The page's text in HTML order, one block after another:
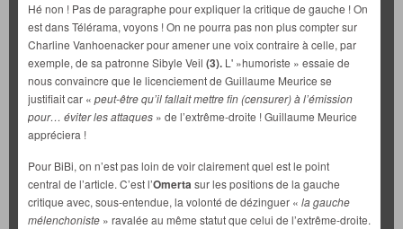
Hé non ! Pas de paragraphe pour expliquer la critique de gauche ! On
est dans Télérama, voyons ! On ne pourra pas non plus compter sur
Charline Vanhoenacker pour amener une voix contraire à celle, par
exemple, de sa patronne Sibyle Veil (3). L' »humoriste » essaie de
nous convaincre que le licenciement de Guillaume Meurice se
justifiait car « peut-être qu’il fallait mettre fin (censurer) à l’émission
pour… éviter les attaques » de l’extrême-droite ! Guillaume Meurice
appréciera !
Pour BiBi, on n’est pas loin de voir clairement quel est le point
central de l’article. C’est l’Omertasur les positions de la gauche
critique avec, sous-entendue, la volonté de dézinguer « la gauche
mélenchoniste » ravalée au même statut que celui de l’extrême-droite.